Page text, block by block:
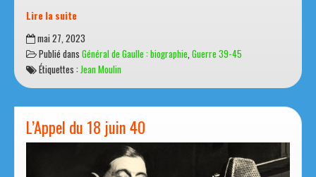
Lire la suite
Moulin
mai 27, 2023
Publié dans Général de Gaulle : biographie Guerre 39-45
Étiquettes :Jean Moulin
L’Appel du 18 juin 40